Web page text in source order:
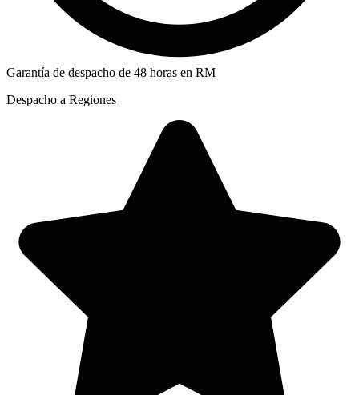
Garantía de despacho de 48 horas en RM
Despacho a Regiones